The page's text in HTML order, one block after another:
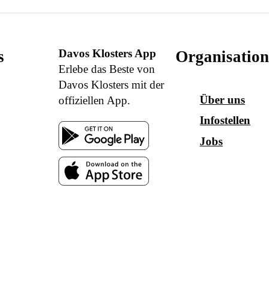
Davos Klosters App
Erlebe das Beste von
Davos Klosters mit der
offiziellen App.
Organisation
Über uns
Infostellen
Jobs